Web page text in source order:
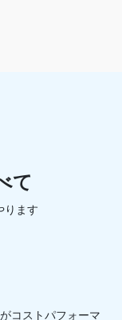
て
ります
コストパフォーマ